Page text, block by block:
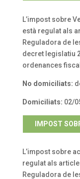
L’impost sobre
està regulat als
Reguladora de
decret legislatiu
ordenances
No domiciliats:
Domiciliats: 02/
IMPOST
L’impost sobre
regulat als
Reguladora de